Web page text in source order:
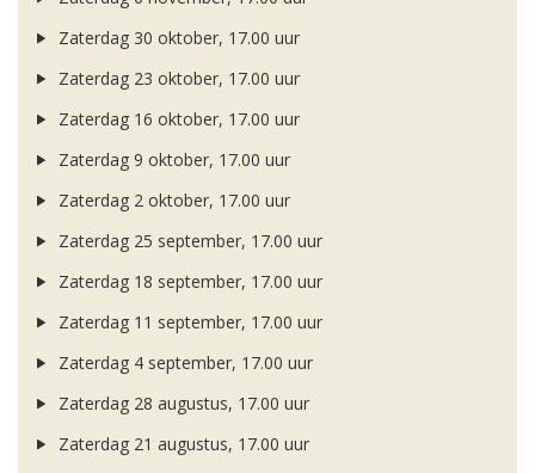
Zaterdag 30 oktober, 17.00 uur
Zaterdag 23 oktober, 17.00 uur
Zaterdag 16 oktober, 17.00 uur
Zaterdag 9 oktober, 17.00 uur
Zaterdag 2 oktober, 17.00 uur
Zaterdag 25 september, 17.00 uur
Zaterdag 18 september, 17.00 uur
Zaterdag 11 september, 17.00 uur
Zaterdag 4 september, 17.00 uur
Zaterdag 28 augustus, 17.00 uur
Zaterdag 21 augustus, 17.00 uur